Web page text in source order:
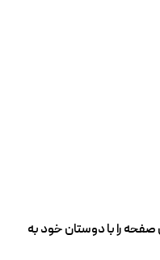
صفحه را با دوستان خود به